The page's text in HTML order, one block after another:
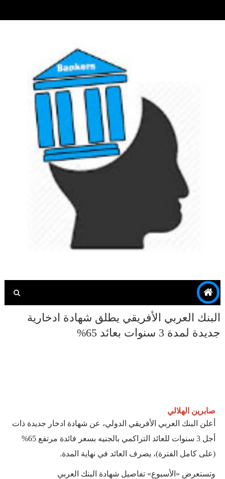
البنك العربي الأفريقي يطلق شهادة ادخارية
جديدة لمدة 3 سنوات بعائد 65%
صابرين الهلالي
أعلن البنك العربي الأفريقي الدولي، عن شهادة ادخار جديدة ذات
أجل 3 سنوات للعائد التراكمي بالجنيه بسعر فائدة مرتفع 65%
(على كامل الفترة)، يصرف العائد في نهاية المدة.
وتستعرض «الأسبوع» تفاصيل شهادة البنك العربي